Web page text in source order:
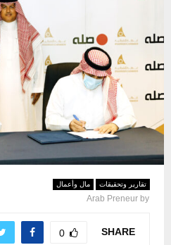
تقارير وتحقيقات مال وأعمال
by
Arab Preneur
SHARE
0